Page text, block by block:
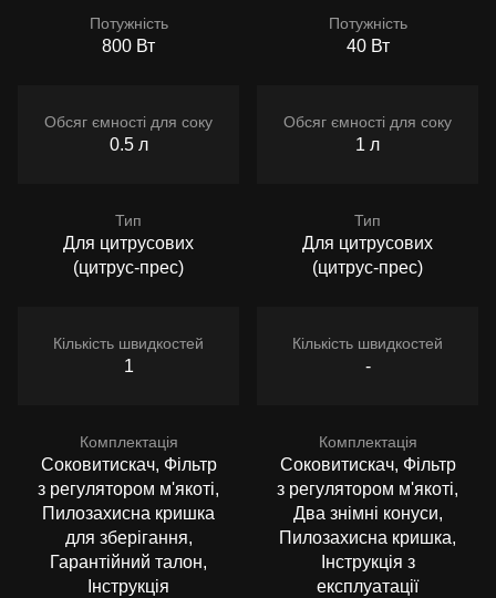
Потужність
800 Вт
Обсяг ємності для соку
0.5 л
Тип
Для цитрусових
(цитрус-прес)
Кількість швидкостей
1
Комплектація
Соковитискач, Фільтр
з регулятором м'якоті,
Пилозахисна кришка
для зберігання,
Гарантійний талон,
Інструкція
Потужність
40 Вт
Обсяг ємності для соку
1 л
Тип
Для цитрусових
(цитрус-прес)
Кількість швидкостей
-
Комплектація
Соковитискач, Фільтр
з регулятором м'якоті,
Два знімні конуси,
Пилозахисна кришка,
Інструкція з
експлуатації